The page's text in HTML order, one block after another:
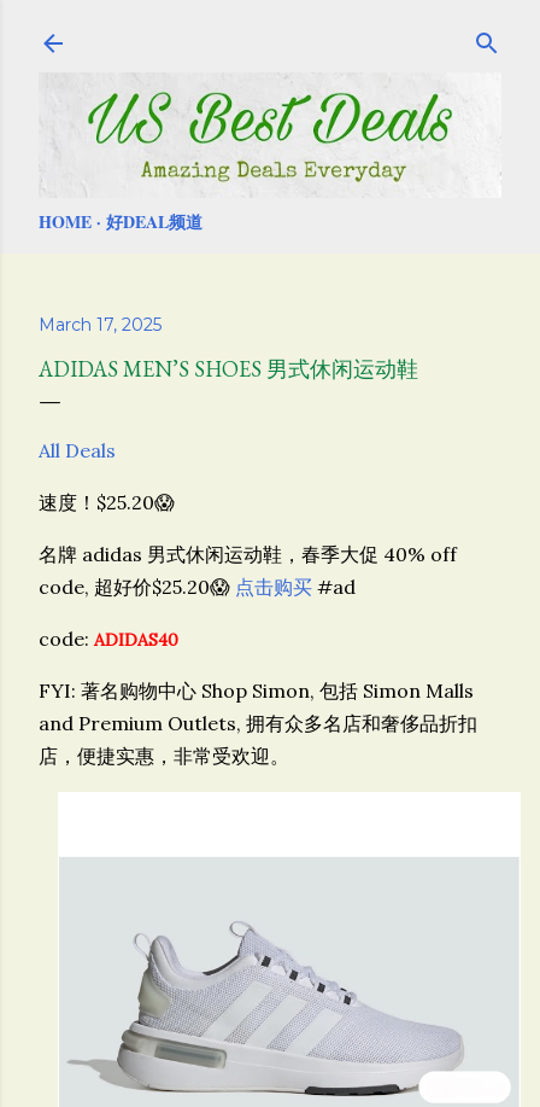
HOME 好DEAL频道
March 17, 2025
ADIDAS MEN’S SHOES 男式休闲运动鞋
All Deals
速度！$25.20😱
名牌 adidas 男式休闲运动鞋，春季大促 40% off
code, 超好价$25.20😱 点击购买 #ad
code: ADIDAS40
FYI: 著名购物中心 Shop Simon, 包括 Simon Malls
and Premium Outlets, 拥有众多名店和奢侈品折扣
店，便捷实惠，非常受欢迎。